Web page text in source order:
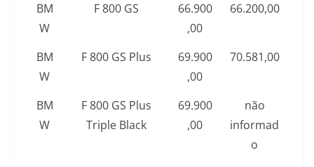
BM
W
F 800 GS
66.900
,00
66.200,00
BM
W
F 800 GS Plus
69.900
,00
70.581,00
BM
W
F 800 GS Plus
Triple Black
69.900
,00
não
informad
o